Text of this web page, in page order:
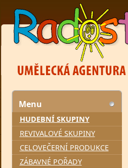
Menu
HUDEBNÍ SKUPINY
REVIVALOVÉ SKUPINY
CELOVEČERNÍ PRODUKCE
ZÁBAVNÉ POŘADY